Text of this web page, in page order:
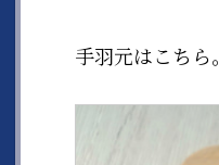
手羽元はこちら。